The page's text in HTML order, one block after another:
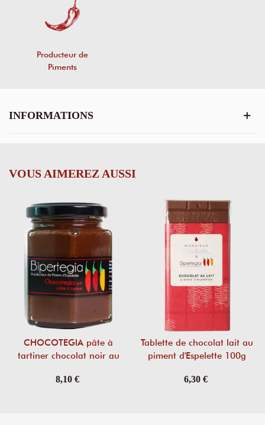
Producteur de
Piments
INFORMATIONS
VOUS AIMEREZ AUSSI
CHOCOTEGIA pâte à
tartiner chocolat noir au
8,10 €
Tablette de chocolat lait au
piment d'Espelette 100g
6,30 €